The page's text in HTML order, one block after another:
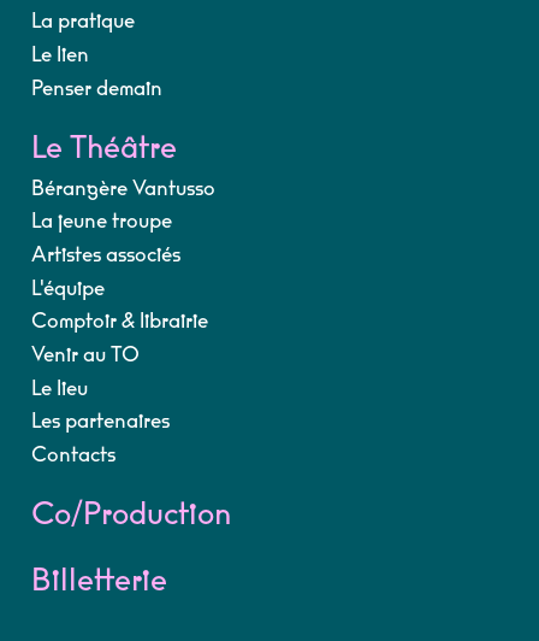
La pratique
Le lien
Penser demain
Le Théâtre
Bérangère Vantusso
La jeune troupe
Artistes associés
L'équipe
Comptoir & librairie
Venir au TO
Le lieu
Les partenaires
Contacts
Co/Production
Billetterie